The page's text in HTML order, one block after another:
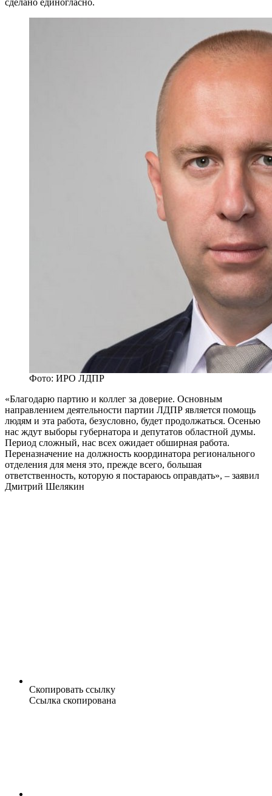
сделано единогласно.
Фото: ИРО ЛДПР
«Благодарю партию и коллег за доверие. Основным
направлением деятельности партии ЛДПР является помощь
людям и эта работа, безусловно, будет продолжаться. Осенью
нас ждут выборы губернатора и депутатов областной думы.
Период сложный, нас всех ожидает обширная работа.
Переназначение на должность координатора регионального
отделения для меня это, прежде всего, большая
ответственность, которую я постараюсь оправдать», – заявил
Дмитрий Шелякин
Скопировать ссылку
Ссылка скопирована